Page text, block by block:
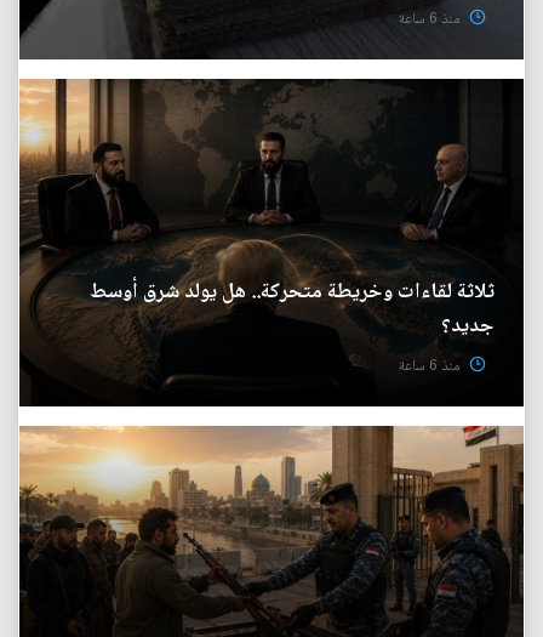
منذ 6 ساعة
ثلاثة لقاءات وخريطة متحركة.. هل يولد شرق أوسط
جديد؟
منذ 6 ساعة